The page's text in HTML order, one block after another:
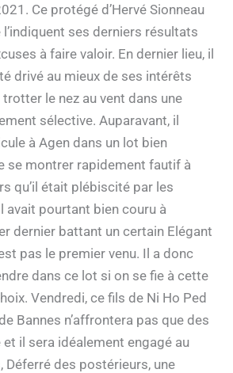
Ce protégé d’Hervé Sionneau
ses derniers résultats
à faire valoir. En dernier lieu, il
drivé au mieux de ses intérêts
le nez au vent dans une
sélective. Auparavant, il
à Agen dans un lot bien
se montrer rapidement fautif à
qu’il était plébiscité par les
avait pourtant bien couru à
dernier battant un certain Elégant
pas le premier venu. Il a donc
dans ce lot si on se fie à cette
Vendredi, ce fils de Ni Ho Ped
Bannes n’affrontera pas que des
il sera idéalement engagé au
Déferré des postérieurs, une